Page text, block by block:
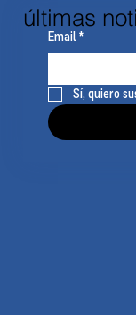
últimas
Email *
Sí, quiero